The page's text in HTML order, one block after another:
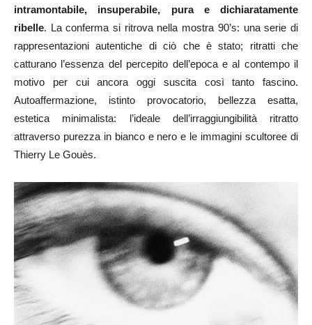
intramontabile, insuperabile, pura e dichiaratamente
ribelle. La conferma si ritrova nella mostra 90’s: una serie di
rappresentazioni autentiche di ciò che è stato; ritratti che
catturano l’essenza del percepito dell’epoca e al contempo il
motivo per cui ancora oggi suscita così tanto fascino.
Autoaffermazione, istinto provocatorio, bellezza esatta,
estetica minimalista: l’ideale dell’irraggiungibilità ritratto
attraverso purezza in bianco e nero e le immagini scultoree di
Thierry Le Gouès.